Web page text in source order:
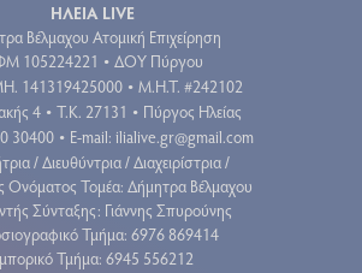
ΗΛΕΙΑ LIVE
Βέλμαχου Ατομική Επιχείρηση
105224221 • ΔΟΥ Πύργου
141319425000 • Μ.Η.Τ. #242102
4 • Τ.Κ. 27131 • Πύργος Ηλείας
30400 • E-mail: ilialive.gr@gmail.com
/ Διευθύντρια / Διαχειρίστρια /
Ονόματος Τομέα: Δήμητρα Βέλμαχου
Σύνταξης: Γιάννης Σπυρούνης
Τμήμα: 6976 869414
Τμήμα: 6945 556212